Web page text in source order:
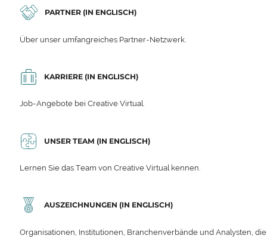
PARTNER (IN ENGLISCH)
Über unser umfangreiches Partner-Netzwerk.
KARRIERE (IN ENGLISCH)
Job-Angebote bei Creative Virtual.
UNSER TEAM (IN ENGLISCH)
Lernen Sie das Team von Creative Virtual kennen.
AUSZEICHNUNGEN (IN ENGLISCH)
Organisationen, Institutionen, Branchenverbände und Analysten,